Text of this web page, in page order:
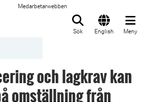
Medarbetarwebben
Sök English Meny
och lagkrav kan
omställning från